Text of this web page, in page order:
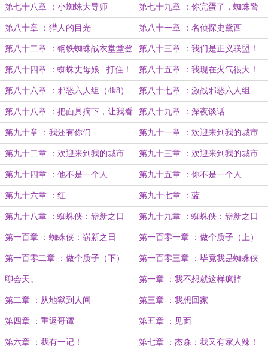
场！（4k）
第七十八章 ：小蜘蛛大导师 第七十九章 ：你完蛋了，蜘蛛警
官！
第八十章 ：猎人的目光 第八十一章 ：名侦探史黛西
第八十二章 ：钢铁蜘蛛战衣堂堂登
场！
第八十三章 ：我们是正义联盟！
第八十四章 ：蜘蛛丈母娘...打住！ 第八十五章 ：我现在火气很大！
第八十六章 ：邪恶六人组（4k8） 第八十七章 ：激战邪恶六人组
第八十八章 ：把面具摘下，让我看
看侄儿的脸
第八十九章 ：深夜谈话
第九十章 ：我还有你们 第九十一章 ：欢迎来到我的城市
第九十二章 ：欢迎来到我的城市
（中）
第九十三章 ：欢迎来到我的城市
（下）
第九十四章 ：他不是一个人 第九十五章 ：你不是一个人
第九十六章 ：红 第九十七章 ：蓝
第九十八章 ：蜘蛛侠：崭新之日
（上）
第九十九章 ：蜘蛛侠：崭新之日
（中）
第一百章 ：蜘蛛侠：崭新之日
（下）
第一百零一章 ：做个质子（上）
第一百零二章 ：做个质子（下） 第一百零三章 ：毕竟我是蜘蛛侠
聊会天。 第一章 ：我不想就这样疯掉
第二章 ：从地狱到人间 第三章 ：我想回家
第四章 ：重返哥谭 第五章 ：见面
第六章 ：我有一记！ 第七章 ：杰森：我又有家人辣！